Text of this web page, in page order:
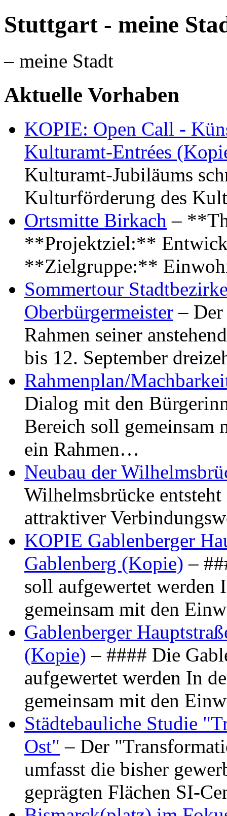
Stuttgart - meine
– meine Stadt
Aktuelle Vorhaben
KOPIE: Open Call -
Kulturamt-Entrées
Kulturamt-Jubiläums
Kulturförderung des
Ortsmitte Birkach –
**Projektziel:**
**Zielgruppe:**
Sommertour
Oberbürgermeister –
Rahmen seiner
bis 12. September
Rahmenplan/
Dialog mit den
Bereich soll gemeinsam
ein Rahmen…
Neubau der
Wilhelmsbrücke
attraktiver
KOPIE Gablenberger
Gablenberg (Kopie) –
soll aufgewertet werden
gemeinsam mit den
Gablenberger
(Kopie) – #### Die
aufgewertet werden In
gemeinsam mit den
Städtebauliche Studie
Ost" – Der
umfasst die bisher
geprägten Flächen SI-